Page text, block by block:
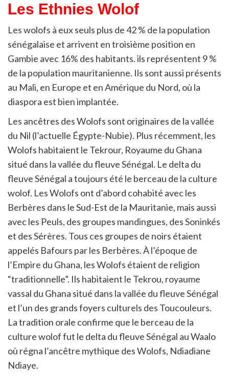
Les Ethnies Wolof
Les wolofs à eux seuls plus de 42 % de la population
sénégalaise et arrivent en troisième position en
Gambie avec 16% des habitants. ils représentent 9 %
de la population mauritanienne. Ils sont aussi présents
au Mali, en Europe et en Amérique du Nord, où la
diaspora est bien implantée.
Les ancêtres des Wolofs sont originaires de la vallée
du Nil (l’actuelle Égypte-Nubie). Plus récemment, les
Wolofs habitaient le Tekrour, Royaume du Ghana
situé dans la vallée du fleuve Sénégal. Le delta du
fleuve Sénégal a toujours été le berceau de la culture
wolof. Les Wolofs ont d’abord cohabité avec les
Berbères dans le Sud-Est de la Mauritanie, mais aussi
avec les Peuls, des groupes mandingues, des Soninkés
et des Sérères. Tous ces groupes de noirs étaient
appelés Bafours par les Berbères. À l’époque de
l’Empire du Ghana, les Wolofs étaient de religion
“traditionnelle”. Ils habitaient le Tekrou, royaume
vassal du Ghana situé dans la vallée du fleuve Sénégal
et l’un des grands foyers culturels des Toucouleurs.
La tradition orale confirme que le berceau de la
culture wolof fut le delta du fleuve Sénégal au Waalo
où régna l’ancêtre mythique des Wolofs, Ndiadiane
Ndiaye.